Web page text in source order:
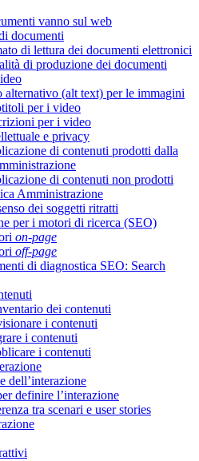
vanno sul web
documenti
di lettura dei documenti elettronici
di produzione dei documenti
alternativo (alt text) per le immagini
per i video
per i video
e privacy
di contenuti prodotti dalla
di contenuti non prodotti
Amministrazione
dei soggetti ritratti
per i motori di ricerca (SEO)
on-page
off-page
di diagnostica SEO: Search
dei contenuti
i contenuti
i contenuti
i contenuti
dell’interazione
definire l’interazione
tra scenari e user stories